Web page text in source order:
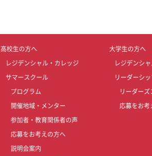
高校生の方へ
レジデンシャル・カレッジ
サマースクール
プログラム
開催地域・メンター
参加者・教育関係者の声
応募をお考えの方へ
説明会案内
大学生の方へ
レジデンシ
リーダーシ
リーダーズ
応募をお考